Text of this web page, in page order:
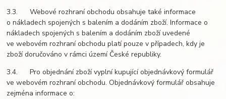
3.3. Webové rozhraní obchodu obsahuje také informace
o nákladech spojených s balením a dodáním zboží. Informace o
nákladech spojených s balením a dodáním zboží uvedené
ve webovém rozhraní obchodu platí pouze v případech, kdy je
zboží doručováno v rámci území České republiky.
3.4. Pro objednání zboží vyplní kupující objednávkový formulář
ve webovém rozhraní obchodu. Objednávkový formulář obsahuje
zejména informace o: